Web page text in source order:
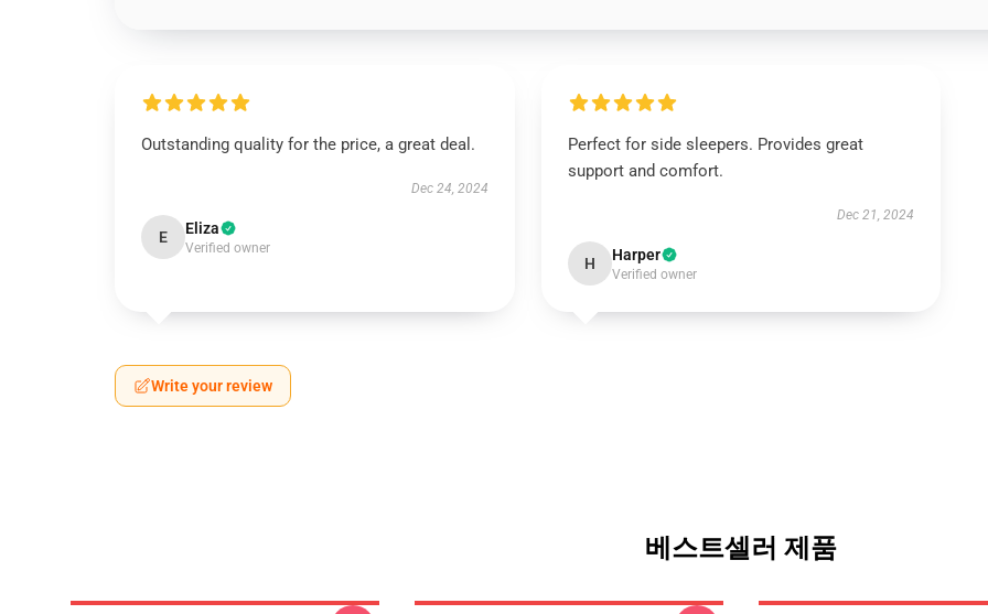
Outstanding quality for the price, a great deal.
Dec 24, 2024
E Eliza
Verified owner
Perfect for side sleepers. Provides great
support and comfort.
Dec 21, 2024
H Harper
Verified owner
Write your review
베스트셀러 제품